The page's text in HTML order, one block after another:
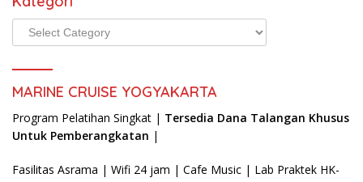
Kategori
MARINE CRUISE YOGYAKARTA
Program Pelatihan Singkat | Tersedia Dana Talangan Khusus
Untuk Pemberangkatan |
Fasilitas Asrama | Wifi 24 jam | Cafe Music | Lab Praktek HK-